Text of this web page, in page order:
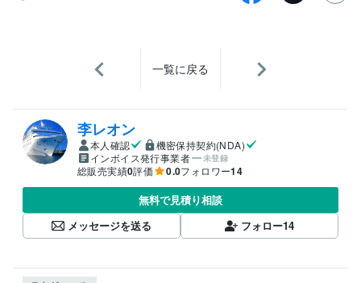
一覧に戻る
李レオン
本人確認
機密保持契約(NDA)
インボイス発行事業者
未登録
総販売実績0評価 0.0フォロワー14
無料で見積り相談
メッセージを送る
フォロー14